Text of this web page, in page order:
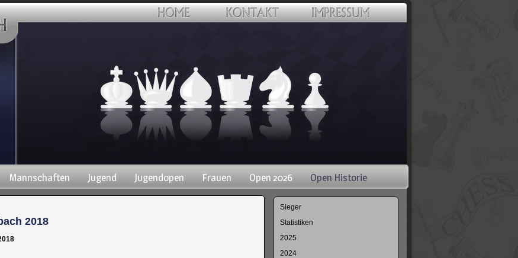
Mannschaften Jugend Jugendopen Frauen Open 2026 Open Historie
2018
Navigation
Sieger
Statistiken
2025
2024